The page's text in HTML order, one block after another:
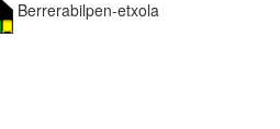
Berrerabilpen-etxola